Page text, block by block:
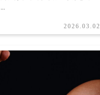
2026.03.02